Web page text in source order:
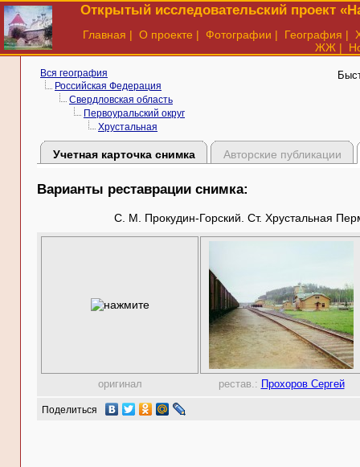
Открытый исследовательский проект
Главная | О проекте | Фотографии | География |
ЖЖ |
Вся география
Российская Федерация
Свердловская область
Первоуральский округ
Хрустальная
Учетная карточка снимка Авторские публикации
Варианты реставрации снимка:
С. М. Прокудин-Горский. Ст. Хрустальная
оригинал рестав.: Прохоров Сергей
Поделиться